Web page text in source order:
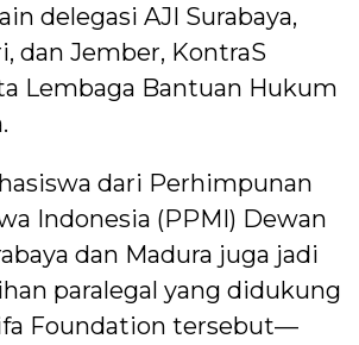
delegasi AJI Surabaya,
dan Jember, KontraS
Lembaga Bantuan Hukum
dari Perhimpunan
Indonesia (PPMI) Dewan
dan Madura juga jadi
paralegal yang didukung
Foundation tersebut—